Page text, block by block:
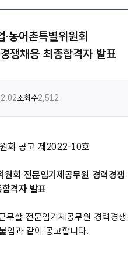
농어촌특별위원회
쟁채용 최종합격자 발표
조회수2,512
회 공고 제2022-10호
원회 전문임기제공무원 경력경쟁
합격자 발표
무할 전문임기제공무원 경력경쟁
임과 같이 공고합니다.